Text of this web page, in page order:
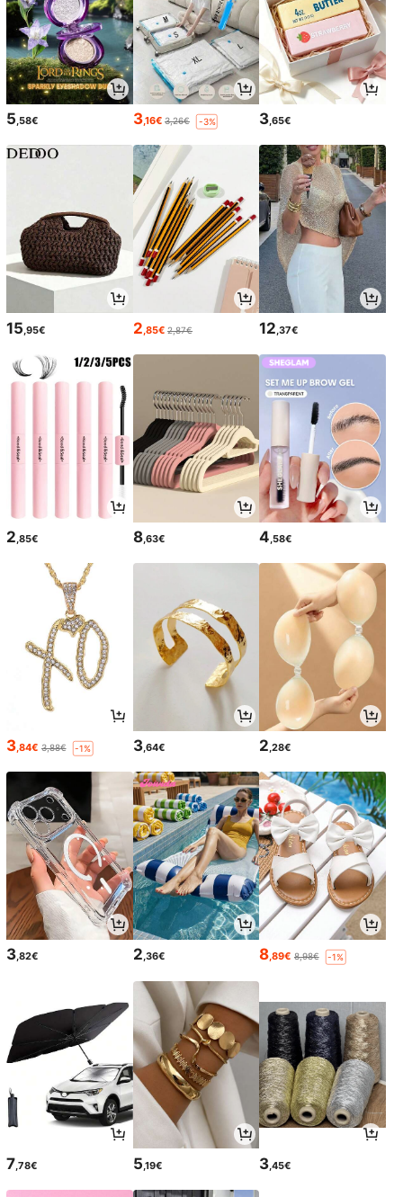
5,58€ 3,16€ 3,26€ -3% 3,65€
15 ,95€ 2 ,85€ 2,87€ 12 ,37€
2,85€ 8,63€ 4,58€
3,84€ 3,88€ -1% 3,64€ 2,28€
3,82€ 2,36€ 8,89€ 8,98€ -1%
7 ,78€ 5 ,19€ 3 ,45€